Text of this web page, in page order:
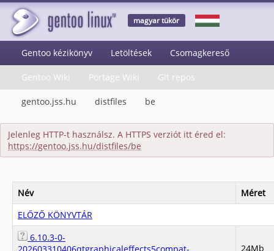
magyar tükör
Gentoo kézikönyv Letöltések Csomagkereső
Gentoo Wiki Portage Wiki Git repos
gentoo.jss.hu distfiles be
Jelenleg HTTP-t használsz. A HTTPS verziót itt éred el:
https://gentoo.jss.hu/distfiles/be
Név
Méret
ELŐZŐ KÖNYVTÁR
6.10.3-0-
24Mb